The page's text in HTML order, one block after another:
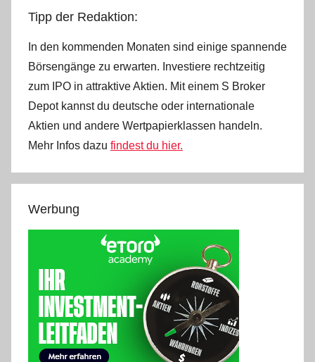
Tipp der Redaktion:
In den kommenden Monaten sind einige spannende
Börsengänge zu erwarten. Investiere rechtzeitig
zum IPO in attraktive Aktien. Mit einem S Broker
Depot kannst du deutsche oder internationale
Aktien und andere Wertpapierklassen handeln.
Mehr Infos dazu findest du hier.
Werbung